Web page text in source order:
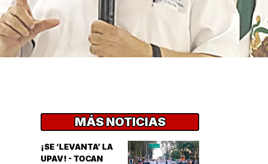
MÁS NOTICIAS
¡SE ‘LEVANTA’ LA
UPAV! - TOCAN